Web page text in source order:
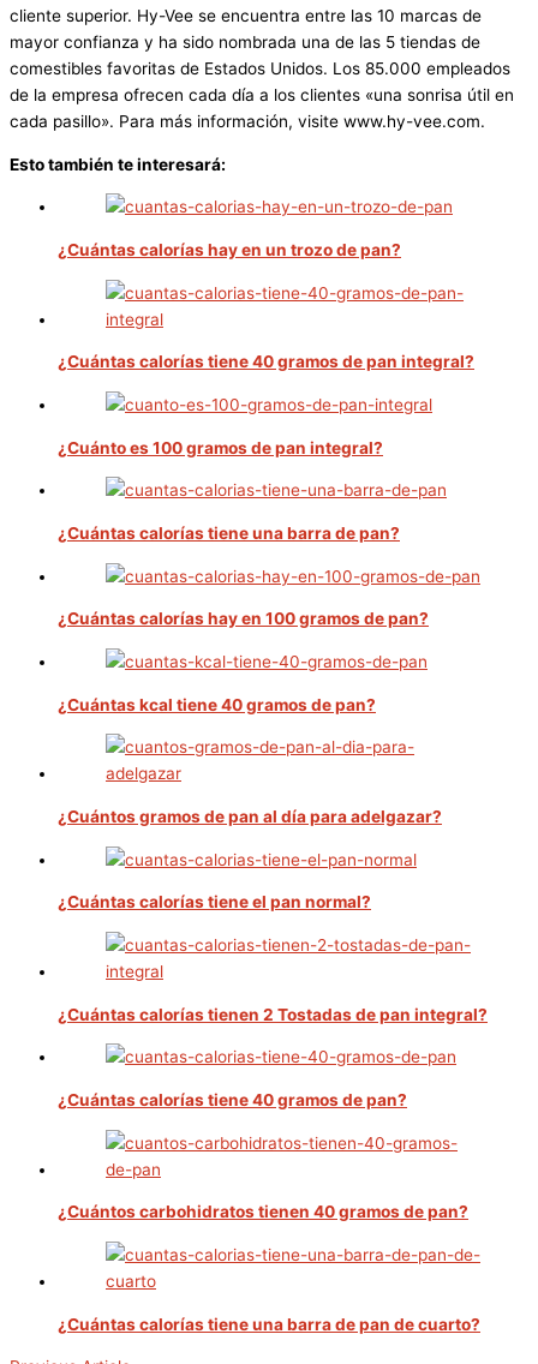
cliente superior. Hy-Vee se encuentra entre las 10 marcas de
mayor confianza y ha sido nombrada una de las 5 tiendas de
comestibles favoritas de Estados Unidos. Los 85.000 empleados
de la empresa ofrecen cada día a los clientes «una sonrisa útil en
cada pasillo». Para más información, visite www.hy-vee.com.
Esto también te interesará:
¿Cuántas calorías hay en un trozo de pan?
¿Cuántas calorías tiene 40 gramos de pan integral?
¿Cuánto es 100 gramos de pan integral?
¿Cuántas calorías tiene una barra de pan?
¿Cuántas calorías hay en 100 gramos de pan?
¿Cuántas kcal tiene 40 gramos de pan?
¿Cuántos gramos de pan al día para adelgazar?
¿Cuántas calorías tiene el pan normal?
¿Cuántas calorías tienen 2 Tostadas de pan integral?
¿Cuántas calorías tiene 40 gramos de pan?
¿Cuántos carbohidratos tienen 40 gramos de pan?
¿Cuántas calorías tiene una barra de pan de cuarto?